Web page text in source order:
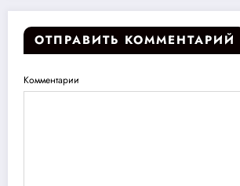
ОТПРАВИТЬ КОММЕНТАРИЙ
Комментарии